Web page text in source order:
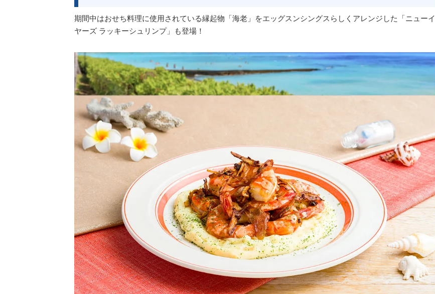
期間中はおせち料理に使用されている縁起物「海老」をエッグスンシングスらしくアレンジした「ニューイ
ヤーズ ラッキーシュリンプ」も登場！